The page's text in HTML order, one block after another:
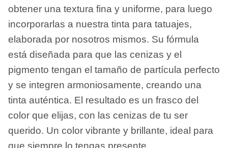
obtener una textura fina y uniforme, para luego
incorporarlas a nuestra tinta para tatuajes,
elaborada por nosotros mismos. Su fórmula
está diseñada para que las cenizas y el
pigmento tengan el tamaño de partícula perfecto
y se integren armoniosamente, creando una
tinta auténtica. El resultado es un frasco del
color que elijas, con las cenizas de tu ser
querido. Un color vibrante y brillante, ideal para
que siempre lo tengas presente.